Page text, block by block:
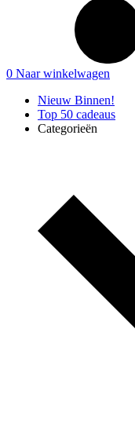
0 Naar winkelwagen
Nieuw Binnen!
Top 50 cadeaus
Categorieën